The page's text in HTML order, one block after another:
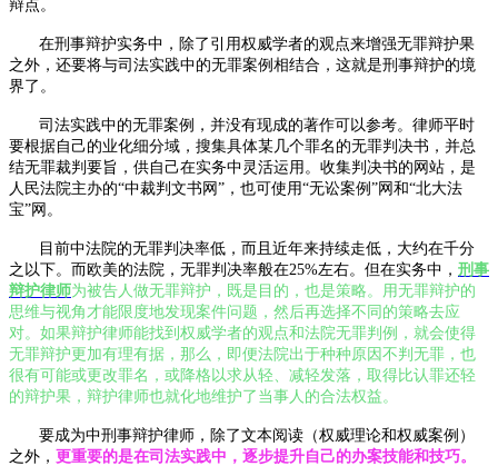
辩点。
在刑事辩护实务中，除了引用权威学者的观点来增强无罪辩护果
之外，还要将与司法实践中的无罪案例相结合，这就是刑事辩护的境
界了。
司法实践中的无罪案例，并没有现成的著作可以参考。律师平时
要根据自己的业化细分域，搜集具体某几个罪名的无罪判决书，并总
结无罪裁判要旨，供自己在实务中灵活运用。收集判决书的网站，是
人民法院主办的“中裁判文书网”，也可使用“无讼案例”网和“北大法
宝”网。
目前中法院的无罪判决率低，而且近年来持续走低，大约在千分
之以下。而欧美的法院，无罪判决率般在25%左右。但在实务中， 刑事
辩护律师为被告人做无罪辩护，既是目的，也是策略。用无罪辩护的
思维与视角才能限度地发现案件问题，然后再选择不同的策略去应
对。如果辩护律师能找到权威学者的观点和法院无罪判例，就会使得
无罪辩护更加有理有据，那么，即便法院出于种种原因不判无罪，也
很有可能或更改罪名，或降格以求从轻、减轻发落，取得比认罪还轻
的辩护果，辩护律师也就化地维护了当事人的合法权益。
要成为中刑事辩护律师，除了文本阅读（权威理论和权威案例）
之外， 更重要的是在司法实践中，逐步提升自己的办案技能和技巧。